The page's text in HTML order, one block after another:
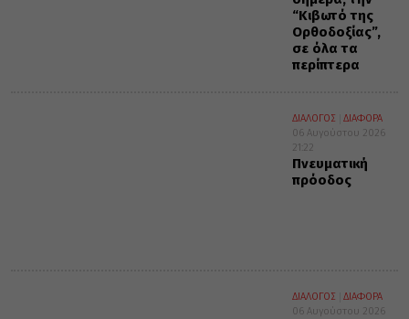
“Κιβωτό της
Ορθοδοξίας”,
σε όλα τα
περίπτερα
ΔΙΑΛΟΓΟΣ
ΔΙΑΦΟΡΑ
06 Αυγούστου 2026
21:22
Πνευματική
πρόοδος
ΔΙΑΛΟΓΟΣ
ΔΙΑΦΟΡΑ
06 Αυγούστου 2026